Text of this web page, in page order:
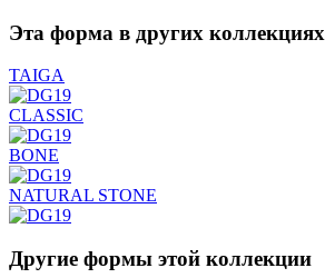
Эта форма в других коллекциях
TAIGA
CLASSIC
BONE
NATURAL STONE
Другие формы этой коллекции